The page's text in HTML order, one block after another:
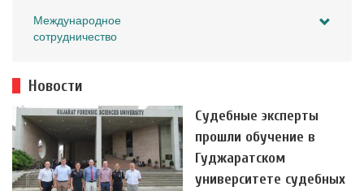
Международное
сотрудничество
Новости
Судебные эксперты
прошли обучение в
Гуджаратском
университете судебных